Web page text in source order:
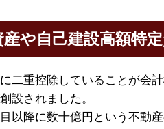
産や自己建設高額特
二重控除していることが会
設されました。
以降に数十億円という不動